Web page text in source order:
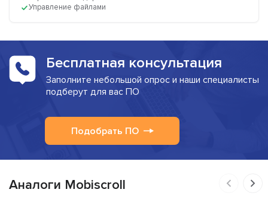
Управление файлами
Бесплатная консультация
Заполните небольшой опрос и наши специалисты
подберут для вас ПО
Подобрать ПО
Аналоги Mobiscroll